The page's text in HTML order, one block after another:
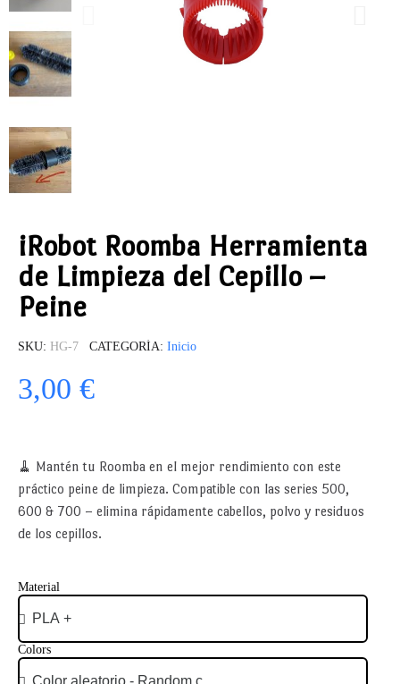
iRobot Roomba Herramienta
de Limpieza del Cepillo –
Peine
SKU HG-7 CATEGORÍA Inicio
3,00 €
🧹 Mantén tu Roomba en el mejor rendimiento con este
práctico peine de limpieza. Compatible con las series 500,
600 & 700 – elimina rápidamente cabellos, polvo y residuos
de los cepillos.
Material
Colors